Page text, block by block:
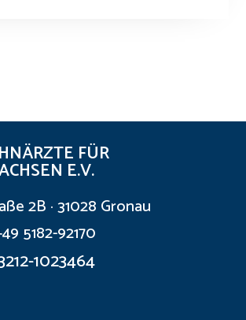
FÜR
E.V.
2B · 31028 Gronau
5182-92170
1023464